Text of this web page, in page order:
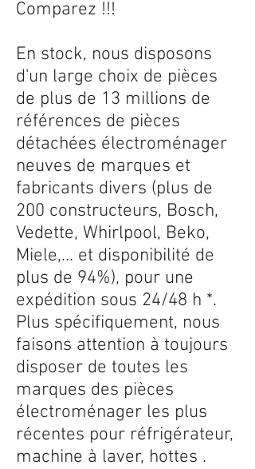
Comparez !!!
En stock, nous disposons
d'un large choix de pièces
de plus de 13 millions de
références de pièces
détachées électroménager
neuves de marques et
fabricants divers (plus de
200 constructeurs, Bosch,
Vedette, Whirlpool, Beko,
Miele,... et disponibilité de
plus de 94%), pour une
expédition sous 24/48 h *.
Plus spécifiquement, nous
faisons attention à toujours
disposer de toutes les
marques des pièces
électroménager les plus
récentes pour réfrigérateur,
machine à laver, hottes .